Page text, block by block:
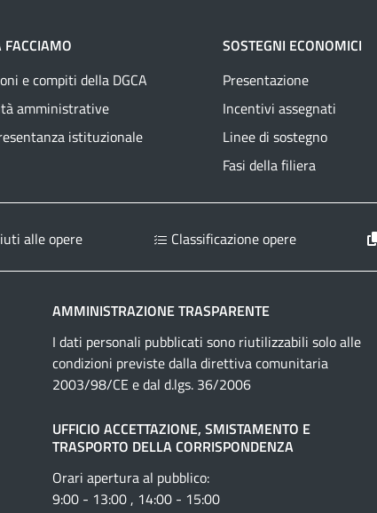
FACCIAMO
e compiti della DGCA
amministrative
istituzionale
SOSTEGNI ECONOMICI
Presentazione
Incentivi assegnati
Linee di sostegno
Fasi della filiera
alle opere Classificazione opere
AMMINISTRAZIONE TRASPARENTE
I dati personali pubblicati sono riutilizzabili solo alle
condizioni previste dalla direttiva comunitaria
2003/98/CE e dal d.lgs. 36/2006
UFFICIO ACCETTAZIONE, SMISTAMENTO E
TRASPORTO DELLA CORRISPONDENZA
Orari apertura al pubblico:
9:00 - 13:00 , 14:00 - 15:00